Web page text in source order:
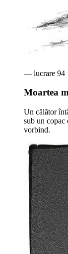
— lucrare 94
Moartea
Un călător
sub un copac
vorbind.